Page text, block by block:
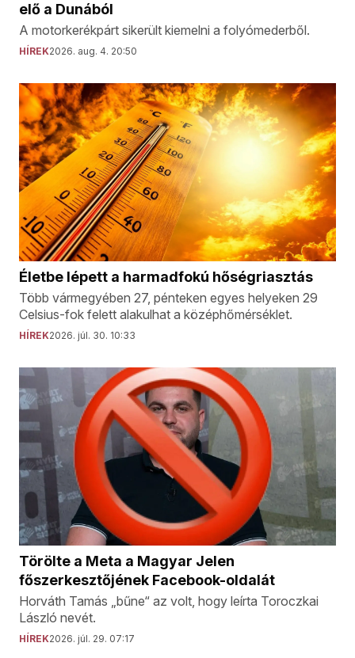
elő a Dunából
A motorkerékpárt sikerült kiemelni a folyómederből.
HÍREK2026. aug. 4. 20:50
Életbe lépett a harmadfokú hőségriasztás
Több vármegyében 27, pénteken egyes helyeken 29
Celsius-fok felett alakulhat a középhőmérséklet.
HÍREK2026. júl. 30. 10:33
Törölte a Meta a Magyar Jelen
főszerkesztőjének Facebook-oldalát
Horváth Tamás „bűne“ az volt, hogy leírta Toroczkai
László nevét.
HÍREK2026. júl. 29. 07:17